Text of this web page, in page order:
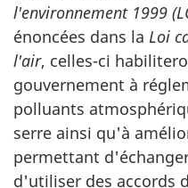
l'environnement 1999
énoncées dans la Loi
l'air, celles-ci
gouvernement à
polluants
serre ainsi qu'à
permettant
d'utiliser des accords